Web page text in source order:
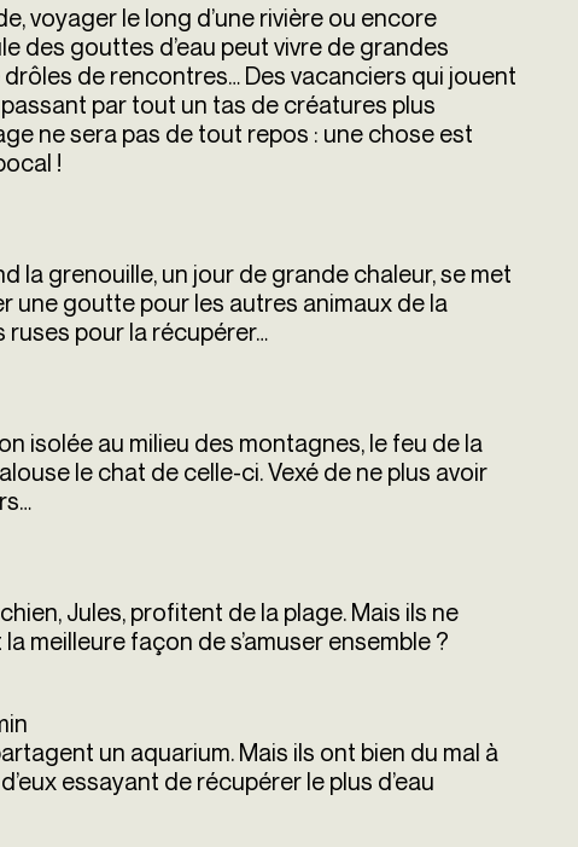
voyager le long d’une rivière ou encore
des gouttes d’eau peut vivre de grandes
de rencontres… Des vacanciers qui jouent
par tout un tas de créatures plus
ne sera pas de tout repos : une chose est
!
la grenouille, un jour de grande chaleur, se met
une goutte pour les autres animaux de la
ruses pour la récupérer…
isolée au milieu des montagnes, le feu de la
le chat de celle-ci. Vexé de ne plus avoir
Jules, profitent de la plage. Mais ils ne
meilleure façon de s’amuser ensemble ?
un aquarium. Mais ils ont bien du mal à
essayant de récupérer le plus d’eau